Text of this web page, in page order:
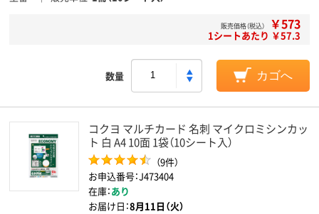
販売価格（税込） ￥573
1シートあたり ￥57.3
数量 カゴへ
コクヨ マルチカード 名刺 マイクロミシンカッ
ト 白 A4 10面 1袋（10シート入）
（9件）
お申込番号：J473404
在庫：あり
お届け日：8月11日（火）